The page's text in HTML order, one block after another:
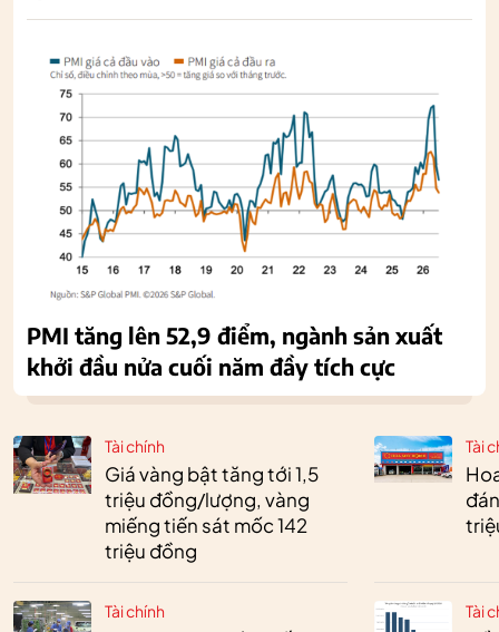
Tài chính
Giá vàng bật tăng tới 1,5
triệu đồng/lượng, vàng
miếng tiến sát mốc 142
triệu đồng
Tài chính
Tài
Tài
PMI tăng lên 52,9 điểm, ngành sản xuất
khởi đầu nửa cuối năm đầy tích cực